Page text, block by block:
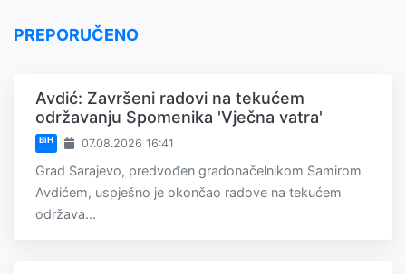
PREPORUČENO
Avdić: Završeni radovi na tekućem
održavanju Spomenika 'Vječna vatra'
BiH 07.08.2026 16:41
Grad Sarajevo, predvođen gradonačelnikom Samirom
Avdićem, uspješno je okončao radove na tekućem
održava...